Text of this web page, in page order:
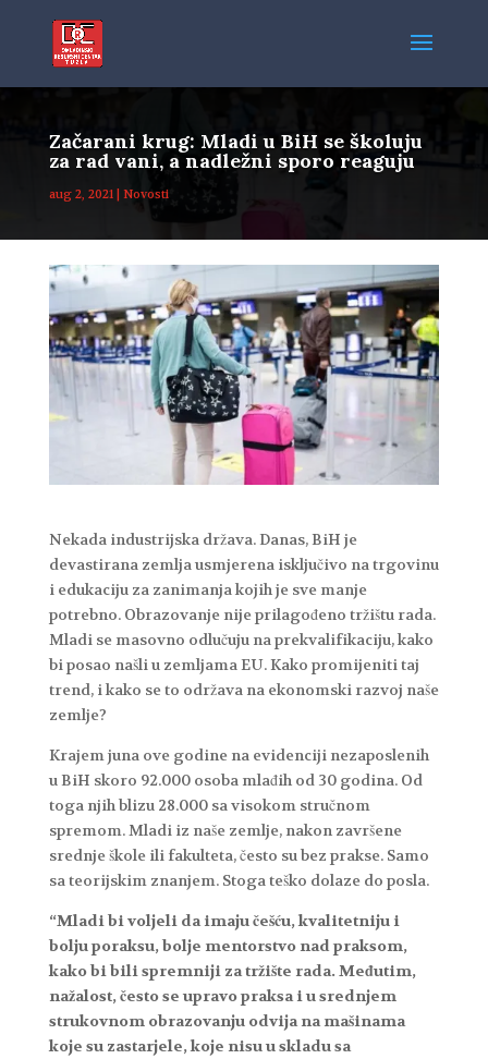
Začarani krug: Mladi u BiH se školuju
za rad vani, a nadležni sporo reaguju
aug 2, 2021| Novosti
Nekada industrijska država. Danas, BiH je
devastirana zemlja usmjerena isključivo na trgovinu
i edukaciju za zanimanja kojih je sve manje
potrebno. Obrazovanje nije prilagođeno tržištu rada.
Mladi se masovno odlučuju na prekvalifikaciju, kako
bi posao našli u zemljama EU. Kako promijeniti taj
trend, i kako se to održava na ekonomski razvoj naše
zemlje?
Krajem juna ove godine na evidenciji nezaposlenih
u BiH skoro 92.000 osoba mlađih od 30 godina. Od
toga njih blizu 28.000 sa visokom stručnom
spremom. Mladi iz naše zemlje, nakon završene
srednje škole ili fakulteta, često su bez prakse. Samo
sa teorijskim znanjem. Stoga teško dolaze do posla.
“Mladi bi voljeli da imaju češću, kvalitetniju i
bolju poraksu, bolje mentorstvo nad praksom,
kako bi bili spremniji za tržište rada. Međutim,
nažalost, često se upravo praksa i u srednjem
strukovnom obrazovanju odvija na mašinama
koje su zastarjele, koje nisu u skladu sa